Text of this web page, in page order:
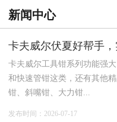
新闻中心
卡夫威尔伏夏好帮手，
卡夫威尔工具钳系列功能强
和快速管钳这类，还有其他
钳、斜嘴钳、大力钳...
发布时间：2026-07-17